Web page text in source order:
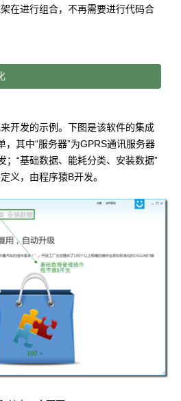
在进行组合，不再需要进行代码合
开发的示例。下图是该软件的集成
，其中“服务器”为GPRS通讯服务器
；“基础数据、能耗分类、安装数据”
义，由程序猿B开发。